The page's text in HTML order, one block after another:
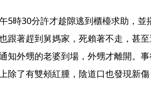
5時30分許才趁隙逃到櫃檯求助，並
跟著趕到舅媽家，死賴著不走，甚
知外甥的老婆到場，外甥才離開。
除了有雙頰紅腫，陰道口也發現新